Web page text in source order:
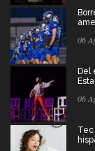
06
Del
06
Tec